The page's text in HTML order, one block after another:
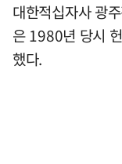
대한적십자사 광
은 1980년 당시
했다.